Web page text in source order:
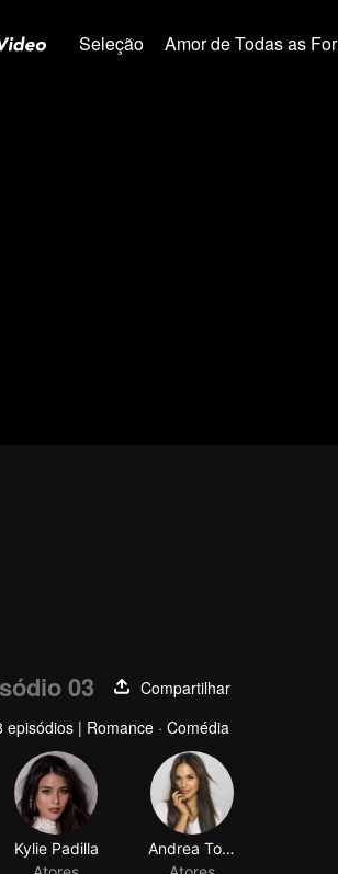
Seleção Amor de Todas as
03
Compartilhar
episódios | Romance · Comédia
Kylie Padilla
Andrea Torres